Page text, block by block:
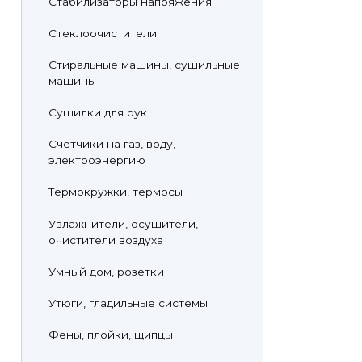
Стеклоочистители
Стиральные машины, сушильные
машины
Сушилки для рук
Счетчики на газ, воду,
электроэнергию
Термокружки, термосы
Увлажнители, осушители,
очистители воздуха
Умный дом, розетки
Утюги, гладильные системы
Фены, плойки, щипцы